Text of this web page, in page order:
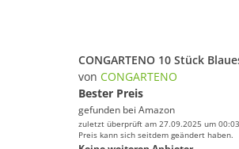
von CONGARTENO
Bester Preis
gefunden bei Amazon
zuletzt überprüft am 27.09.2025 um
Preis kann sich seitdem geändert haben.